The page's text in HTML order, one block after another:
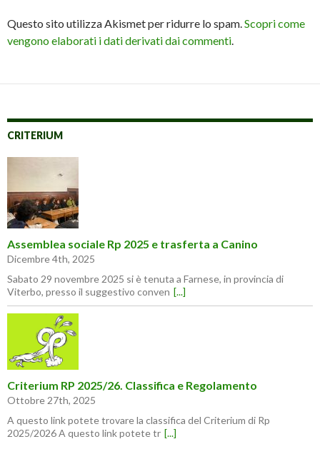
Questo sito utilizza Akismet per ridurre lo spam.Scopri come
vengono elaborati i dati derivati dai commenti.
CRITERIUM
Assemblea sociale Rp 2025 e trasferta a Canino
Dicembre 4th, 2025
Sabato 29 novembre 2025 si è tenuta a Farnese, in provincia di
Viterbo, presso il suggestivo conven [...]
Criterium RP 2025/26. Classifica e Regolamento
Ottobre 27th, 2025
A questo link potete trovare la classifica del Criterium di Rp
2025/2026 A questo link potete tr [...]